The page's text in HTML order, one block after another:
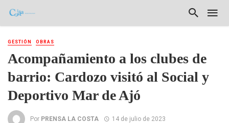
GESTIÓN OBRAS
Acompañamiento a los clubes de
barrio: Cardozo visitó al Social y
Deportivo Mar de Ajó
Por PRENSA LA COSTA 14 de julio de 2023